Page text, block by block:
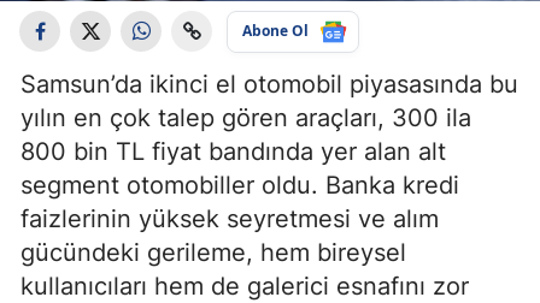
Abone Ol
Samsun’da ikinci el otomobil piyasasında bu
yılın en çok talep gören araçları, 300 ila
800 bin TL fiyat bandında yer alan alt
segment otomobiller oldu. Banka kredi
faizlerinin yüksek seyretmesi ve alım
gücündeki gerileme, hem bireysel
kullanıcıları hem de galerici esnafını zor